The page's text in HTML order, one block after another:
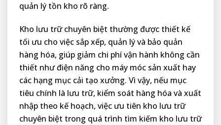
quản lý tồn kho rõ ràng.
Kho lưu trữ chuyên biệt thường được thiết kế
tối ưu cho việc sắp xếp, quản lý và bảo quản
hàng hóa, giúp giảm chi phí vận hành không cần
thiết như điện năng cho máy móc sản xuất hay
các hạng mục cải tạo xưởng. Vì vậy, nếu mục
tiêu chính là lưu trữ, kiểm soát hàng hóa và xuất
nhập theo kế hoạch, việc ưu tiên kho lưu trữ
chuyên biệt trong quá trình tìm kiếm kho lưu trữ